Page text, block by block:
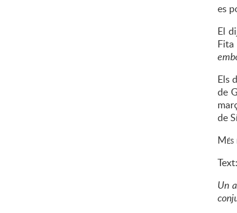
es
El
Els
de
de
Un